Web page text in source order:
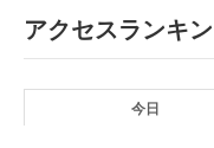
アクセスランキ
今日